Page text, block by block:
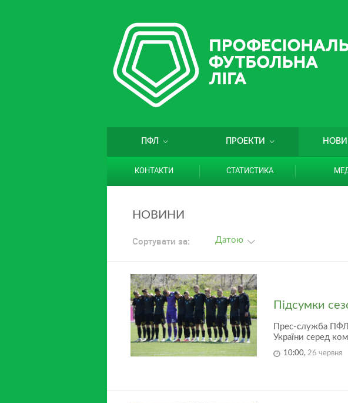
ПФЛ ПРОЕКТИ
КОНТАКТИ СТАТИСТИКА
НОВИНИ
Сортувати за: Датою
Підсумки
Прес-служба ПФЛ
України серед
10:00, 26 червня